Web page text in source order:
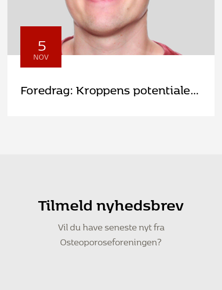
5
NOV
Foredrag: Kroppens potentiale
for styrke og heling
Tilmeld nyhedsbrev
Vil du have seneste nyt fra
Osteoporoseforeningen?